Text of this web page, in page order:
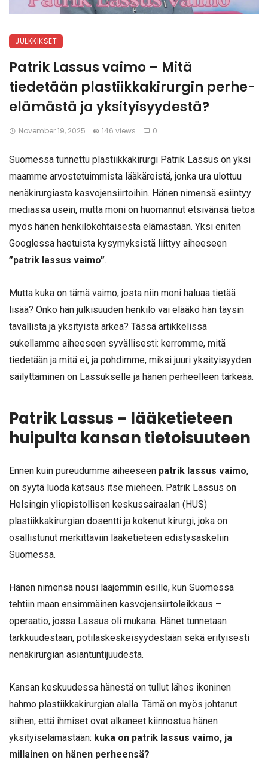
JULKKIKSET
Patrik Lassus vaimo – Mitä
tiedetään plastiikkakirurgin perhe-
elämästä ja yksityisyydestä?
November 19, 2025 146 views 0
Suomessa tunnettu plastiikkakirurgi Patrik Lassus on yksi
maamme arvostetuimmista lääkäreistä, jonka ura ulottuu
nenäkirurgiasta kasvojensiirtoihin. Hänen nimensä esiintyy
mediassa usein, mutta moni on huomannut etsivänsä tietoa
myös hänen henkilökohtaisesta elämästään. Yksi eniten
Googlessa haetuista kysymyksistä liittyy aiheeseen
”patrik lassus vaimo”.
Mutta kuka on tämä vaimo, josta niin moni haluaa tietää
lisää? Onko hän julkisuuden henkilö vai elääkö hän täysin
tavallista ja yksityistä arkea? Tässä artikkelissa
sukellamme aiheeseen syvällisesti: kerromme, mitä
tiedetään ja mitä ei, ja pohdimme, miksi juuri yksityisyyden
säilyttäminen on Lassukselle ja hänen perheelleen tärkeää.
Patrik Lassus – lääketieteen
huipulta kansan tietoisuuteen
Ennen kuin pureudumme aiheeseen patrik lassus vaimo,
on syytä luoda katsaus itse mieheen. Patrik Lassus on
Helsingin yliopistollisen keskussairaalan (HUS)
plastiikkakirurgian dosentti ja kokenut kirurgi, joka on
osallistunut merkittäviin lääketieteen edistysaskeliin
Suomessa.
Hänen nimensä nousi laajemmin esille, kun Suomessa
tehtiin maan ensimmäinen kasvojensiirtoleikkaus –
operaatio, jossa Lassus oli mukana. Hänet tunnetaan
tarkkuudestaan, potilaskeskeisyydestään sekä erityisesti
nenäkirurgian asiantuntijuudesta.
Kansan keskuudessa hänestä on tullut lähes ikoninen
hahmo plastiikkakirurgian alalla. Tämä on myös johtanut
siihen, että ihmiset ovat alkaneet kiinnostua hänen
yksityiselämästään: kuka on patrik lassus vaimo, ja
millainen on hänen perheensä?